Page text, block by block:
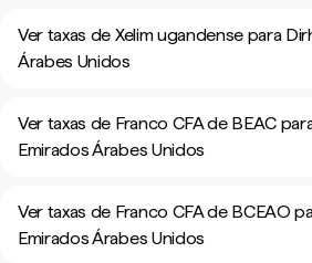
Ver taxas de Xelim ugandense para
Árabes Unidos
Ver taxas de Franco CFA de BEAC
Emirados Árabes Unidos
Ver taxas de Franco CFA de BCEAO
Emirados Árabes Unidos